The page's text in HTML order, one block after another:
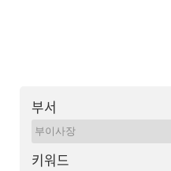
부서
키워드